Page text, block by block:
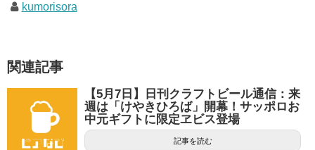
kumorisora
関連記事
【5月7日】日刊クラフトビール通信：来
週は「けやきひろば」開幕！サッポロお
中元ギフトに限定ヱビス登場
記事を読む